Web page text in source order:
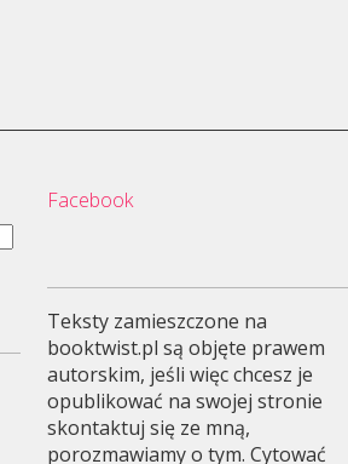
Facebook
Teksty zamieszczone na
booktwist.pl są objęte prawem
autorskim, jeśli więc chcesz je
opublikować na swojej stronie
skontaktuj się ze mną,
porozmawiamy o tym. Cytować